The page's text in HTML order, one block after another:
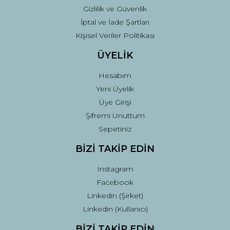
Gizlilik ve Güvenlik
İptal ve İade Şartları
Kişisel Veriler Politikası
ÜYELİK
Hesabım
Yeni Üyelik
Üye Girişi
Şifremi Unuttum
Sepetiniz
BİZİ TAKİP EDİN
Instagram
Facebook
Linkedin (Şirket)
Linkedin (Kullanıcı)